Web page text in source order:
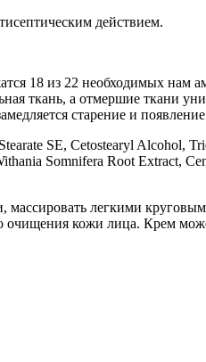
действием.
18 из 22 необходимых нам
ткань, а отмершие
старение и
SE, Cetostearyl Alcohol,
Somnifera Root Extract,
легкими
очищения кожи лица. Крем